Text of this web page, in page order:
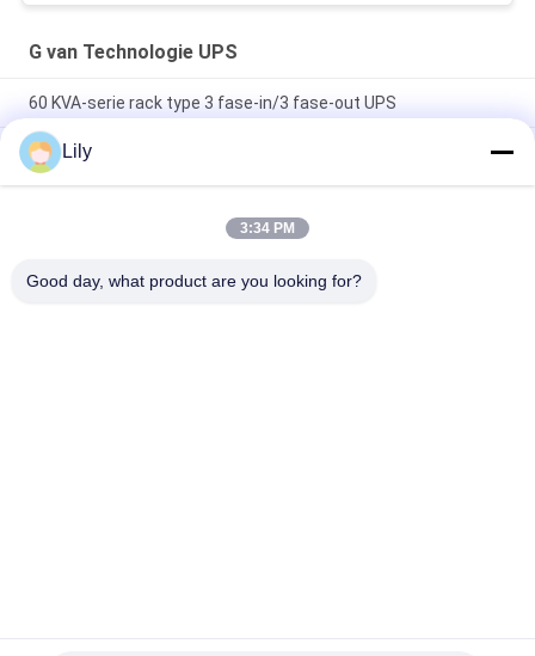
G van Technologie UPS
60 KVA-serie rack type 3 fase-in/3 fase-out UPS
Compacte Industriële UPS-voeding met Modulair Ontwerp en
Schaalbare Capaciteit, Geschikt voor Zware Industriële
Omgevingen
Flexibele G Tech UPS met meervoudige spanningsingang,
Lily
3:34 PM
Good day, what product are you looking for?